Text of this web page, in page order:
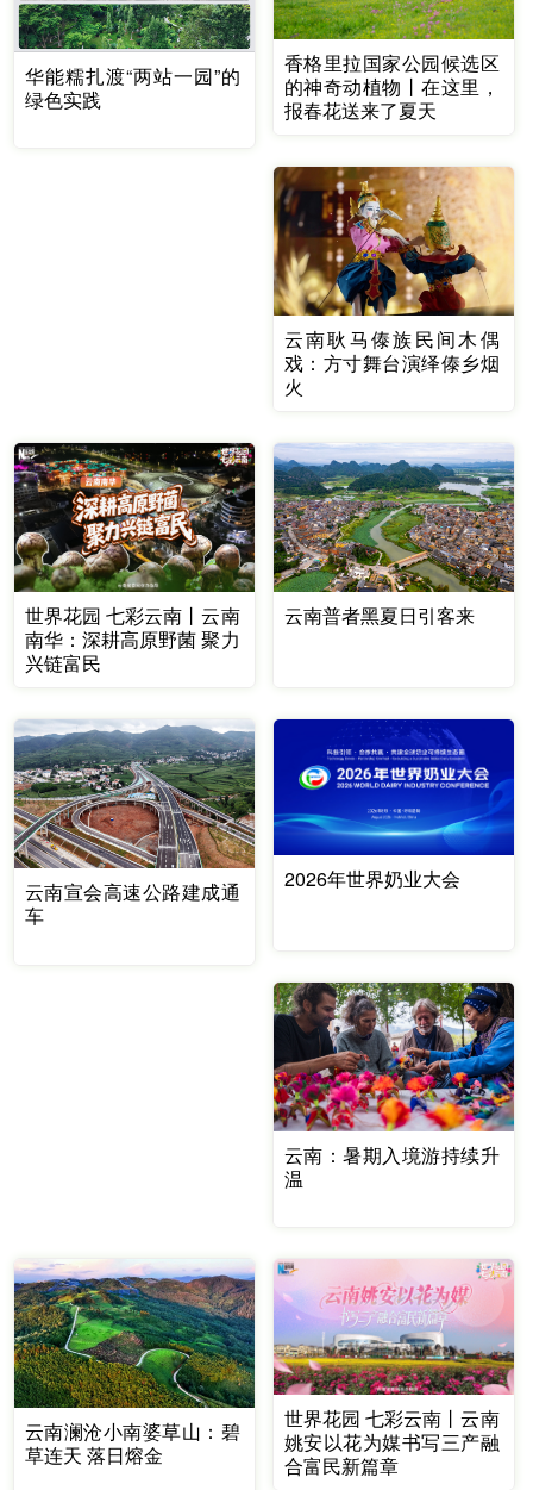
华能糯扎渡“两站一园”的
绿色实践
香格里拉国家公园候选区
的神奇动植物丨在这里，
报春花送来了夏天
云南耿马傣族民间木偶
戏：方寸舞台演绎傣乡烟
火
世界花园 七彩云南丨云南
南华：深耕高原野菌 聚力
兴链富民
云南普者黑夏日引客来
云南宣会高速公路建成通
车
2026年世界奶业大会
云南：暑期入境游持续升
温
云南澜沧小南婆草山：碧
草连天 落日熔金
世界花园 七彩云南丨云南
姚安以花为媒书写三产融
合富民新篇章